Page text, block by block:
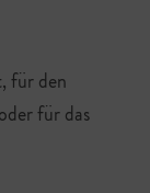
für den
für das